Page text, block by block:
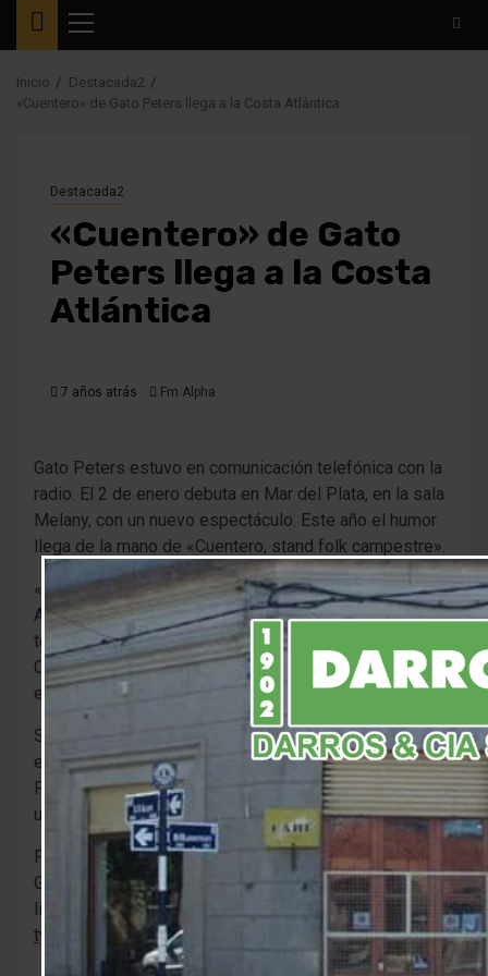
Menú
principal
Inicio
Destacada2
«Cuentero» de Gato Peters llega a la Costa Atlántica
Destacada2
«Cuentero» de Gato
Peters llega a la Costa
Atlántica
7 años atrás Fm Alpha
Gato Peters estuvo en comunicación telefónica con la
radio. El 2 de enero debuta en Mar del Plata, en la sala
Melany, con un nuevo espectáculo. Este año el humor
llega de la mano de «Cuentero, stand folk campestre».
«Este año no hago Córdoba, serán shows por la Costa
Atlántica por lo que será un poco más tranquilo. Y
tendremos tres fechas en Monte Hermoso, una en
Claromeco, algunas en San Bernardo, Necochea y otros
en festivales», informó el humorista.
Sobre el show que se estrenará en 2020, declaró «los
espectáculos son siempre parecidos y distintos.
Porque los cuentos son distintos pero se cuentan de
una manera similar».
Para conocer los días y lugares en que se presentará
Gato, entrar en el siguiente
link:
https://www.facebook.com/GatoPetersOficial/
type=3&theater